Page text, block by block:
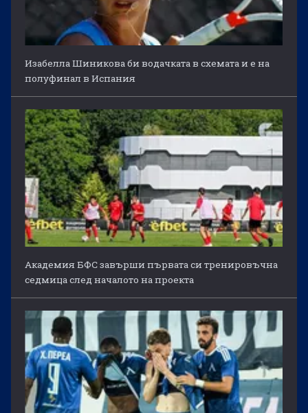
Изабелла Шиникова би водачката в схемата и е на
полуфинал в Испания
Академия БФС завърши първата си тренировъчна
седмица след началото на проекта